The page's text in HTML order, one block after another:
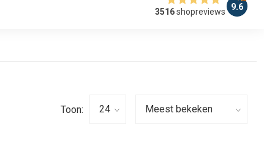
3516shopreviews 9.6
Toon: